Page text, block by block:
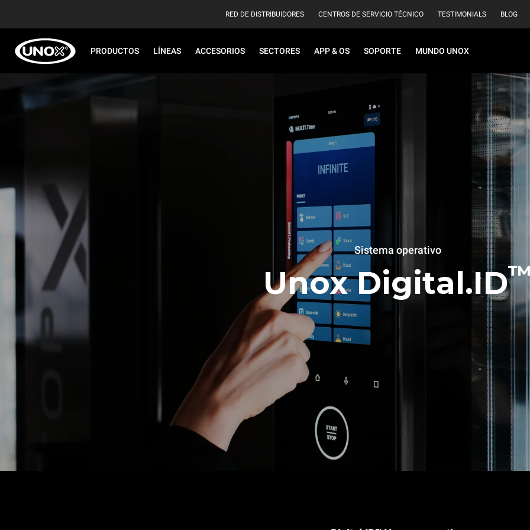
RED DE DISTRIBUIDORES CENTROS DE SERVICIO TÉCNICO TESTIMONIALS BLOG
PRODUCTOS LÍNEAS ACCESORIOS SECTORES APP & OS SOPORTE MUNDO UNOX
Sistema operativo
Unox Digital.ID